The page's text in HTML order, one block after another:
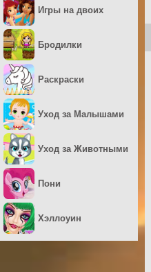
Игры на двоих
Бродилки
Раскраски
Уход за Малышами
Уход за Животными
Пони
Хэллоуин